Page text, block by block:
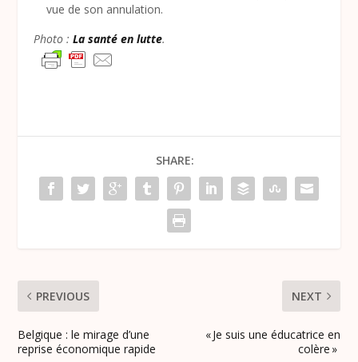
vue de son annulation.
Photo :La santé en lutte.
SHARE:
PREVIOUS
Belgique : le mirage d’une
reprise économique rapide
NEXT
« Je suis une éducatrice en
colère »